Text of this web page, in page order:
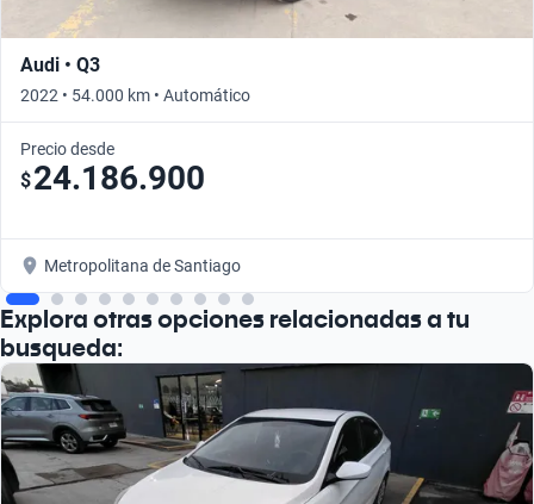
Audi • Q3
2022 • 54.000 km • Automático
Precio desde
$24.186.900
Metropolitana de Santiago
Explora otras opciones relacionadas a tu
busqueda: